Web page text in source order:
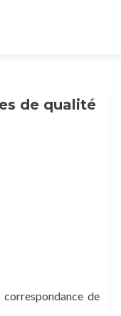
de qualité
de